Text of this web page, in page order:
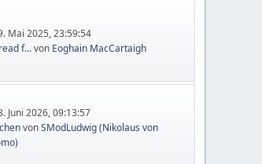
Mai 2025, 23:59:54
f...von Eoghain MacCartaigh
Juni 2026, 09:13:57
vonSModLudwig (Nikolaus von